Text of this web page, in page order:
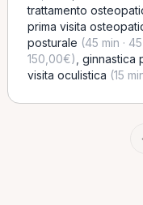
trattamento
prima visita
posturale (45 min ·
150,00€) ginnastica
visita oculistica (15